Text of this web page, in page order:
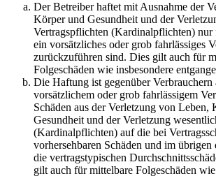
Der Betreiber haftet mit Ausnahme der
Körper und Gesundheit und der
Vertragspflichten (Kardinalpflichten) nur
ein vorsätzliches oder grob fahrlässiges
zurückzuführen sind. Dies gilt auch für
Folgeschäden wie insbesondere
Die Haftung ist gegenüber Verbrauchern
vorsätzlichem oder grob fahrlässigem
Schäden aus der Verletzung von Leben,
Gesundheit und der Verletzung
(Kardinalpflichten) auf die bei
vorhersehbaren Schäden und im
die vertragstypischen
gilt auch für mittelbare Folgeschäden